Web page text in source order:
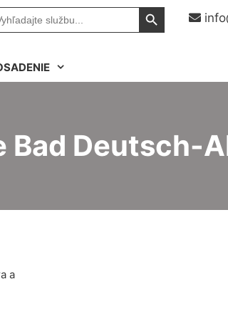
Search Button
Bad Deutsch-
a